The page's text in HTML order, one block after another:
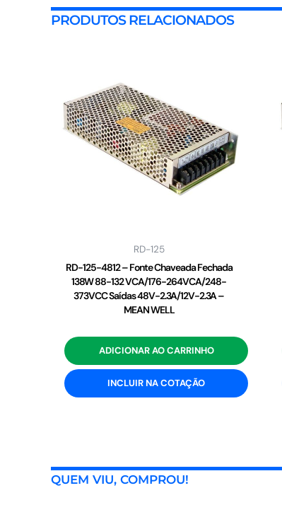
PRODUTOS RELACIONADOS
RD-125
RD-125-4812 – Fonte Chaveada Fechada
138W 88-132 VCA/176-264VCA/248-
373VCC Saídas 48V-2.3A/12V-2.3A –
MEAN WELL
ADICIONAR AO CARRINHO
INCLUIR NA COTAÇÃO
QUEM VIU, COMPROU!